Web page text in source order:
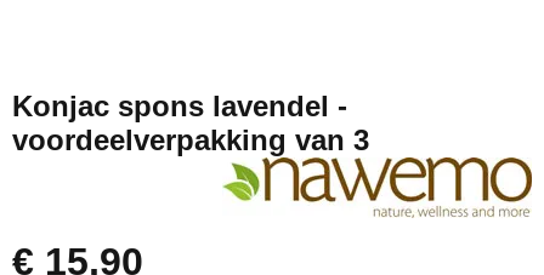
Konjac spons lavendel -
voordeelverpakking van 3
Normale prijs:
€ 15,90